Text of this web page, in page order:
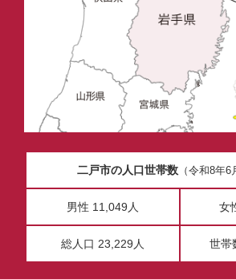
二戸市の人口世帯数（令和8年6
男性 11,049人 女
総人口 23,229人 世帯